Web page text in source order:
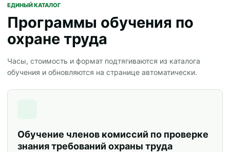
ЕДИНЫЙ КАТАЛОГ
Программы обучения по
охране труда
Часы, стоимость и формат подтягиваются из каталога
обучения и обновляются на странице автоматически.
Обучение членов комиссий по проверке
знания требований охраны труда